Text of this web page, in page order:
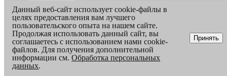
Данный веб-сайт использует cookie-файлы в
целях предоставления вам лучшего
пользовательского опыта на нашем сайте.
Продолжая использовать данный сайт, вы
соглашаетесь с использованием нами cookie-
файлов. Для получения дополнительной
информации см.Обработка персональных
данных.
Принять